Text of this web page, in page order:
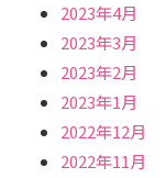
2023年4月
2023年3月
2023年2月
2023年1月
2022年12月
2022年11月